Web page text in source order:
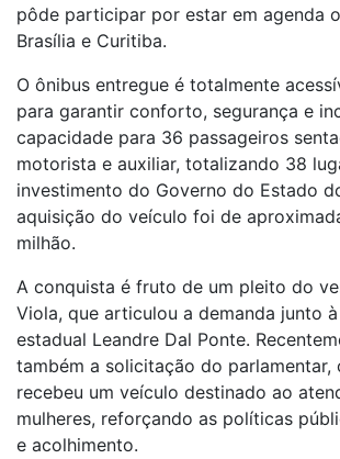
pôde participar por estar em agenda
Brasília e Curitiba.
O ônibus entregue é totalmente
para garantir conforto, segurança e
capacidade para 36 passageiros
motorista e auxiliar, totalizando 38
investimento do Governo do Estado
aquisição do veículo foi de
milhão.
A conquista é fruto de um pleito do
Viola, que articulou a demanda junto
estadual Leandre Dal Ponte.
também a solicitação do parlamentar,
recebeu um veículo destinado ao
mulheres, reforçando as políticas
e acolhimento.